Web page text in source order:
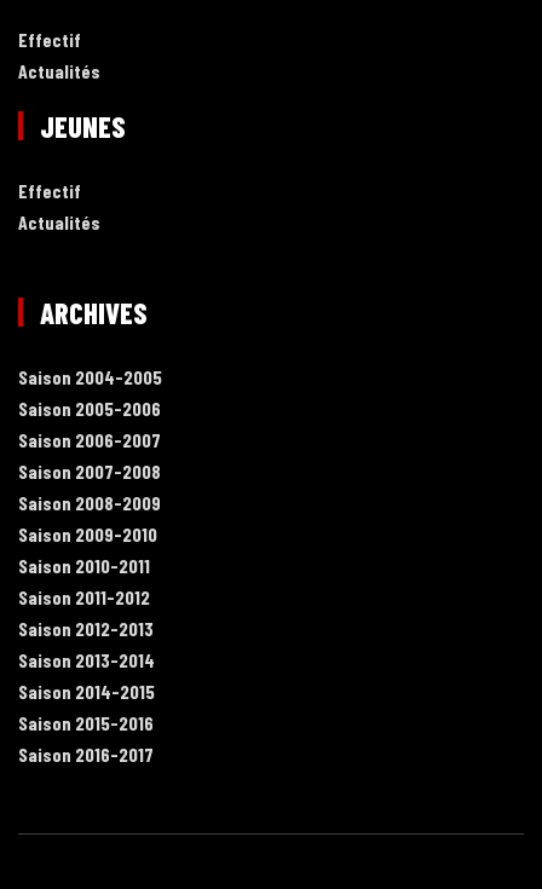
Effectif
Actualités
JEUNES
Effectif
Actualités
ARCHIVES
Saison 2004-2005
Saison 2005-2006
Saison 2006-2007
Saison 2007-2008
Saison 2008-2009
Saison 2009-2010
Saison 2010-2011
Saison 2011-2012
Saison 2012-2013
Saison 2013-2014
Saison 2014-2015
Saison 2015-2016
Saison 2016-2017